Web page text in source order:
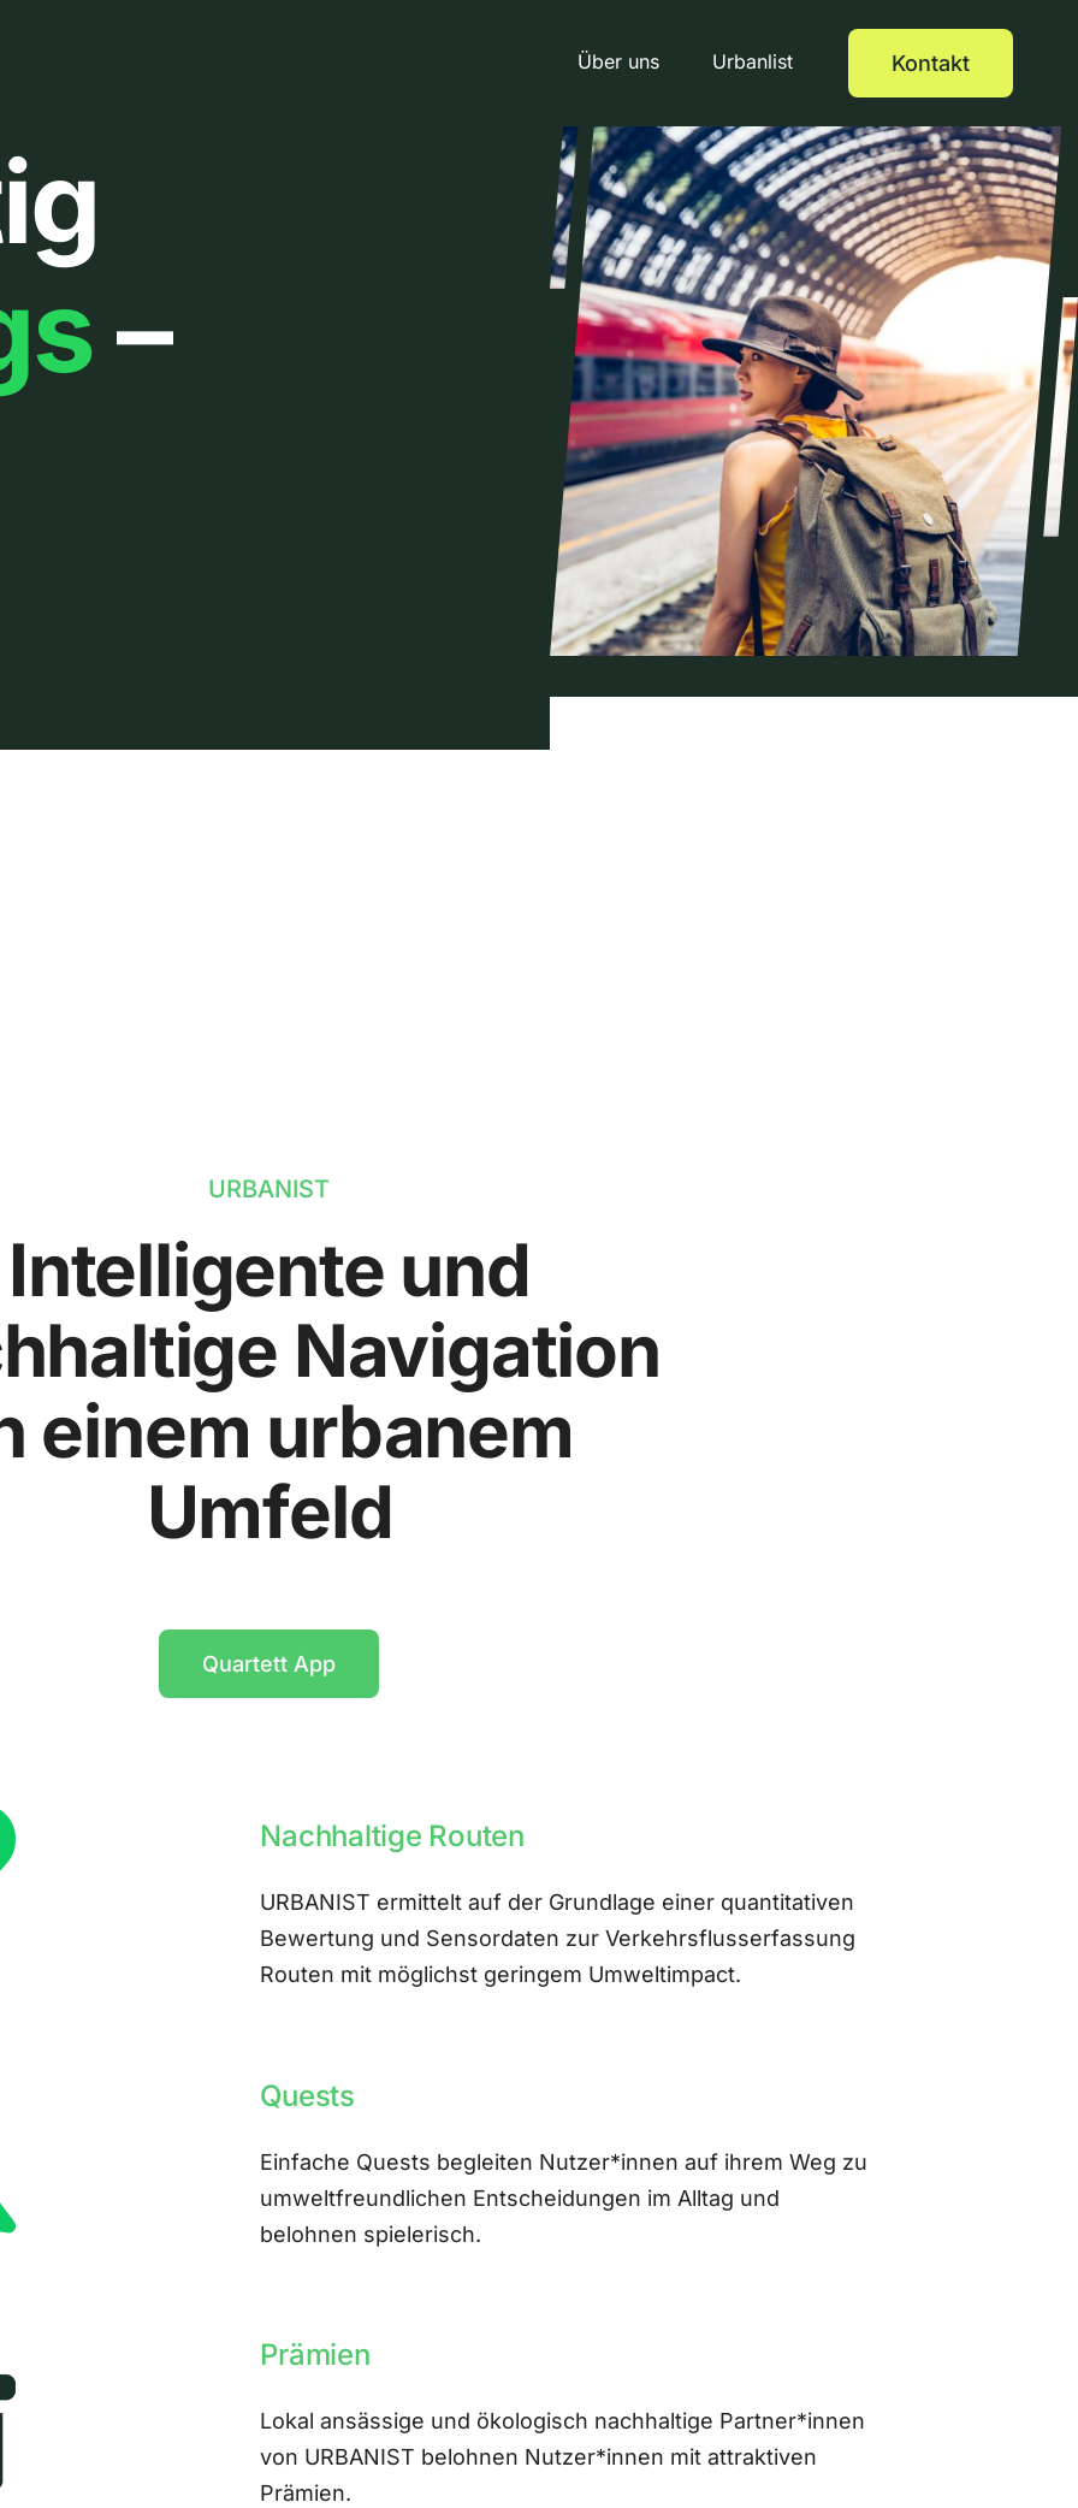
Über uns Urbanlist Kontakt
–
URBANIST
Intelligente und
Navigation
einem urbanem
Umfeld
Quartett App
Nachhaltige Routen
URBANIST ermittelt auf der Grundlage einer quantitativen
Bewertung und Sensordaten zur Verkehrsflusserfassung
Routen mit möglichst geringem Umweltimpact.
Quests
Einfache Quests begleiten Nutzer*innen auf ihrem Weg zu
umweltfreundlichen Entscheidungen im Alltag und
belohnen spielerisch.
Prämien
Lokal ansässige und ökologisch nachhaltige Partner*innen
von URBANIST belohnen Nutzer*innen mit attraktiven
Prämien.